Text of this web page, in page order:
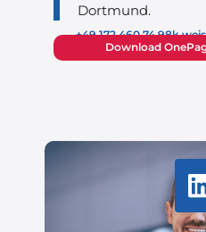
Dortmund.
+49 172 460 74 98
Download